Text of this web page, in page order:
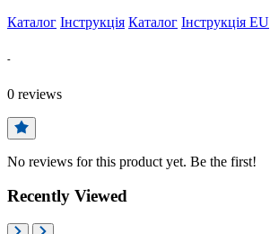
Каталог Інструкція Каталог Інструкція EU
-
0 reviews
No reviews for this product yet. Be the first!
Recently Viewed